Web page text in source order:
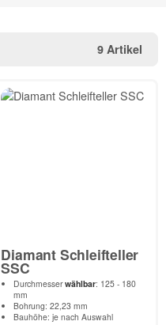
9 Artikel
Diamant Schleifteller
SSC
Durchmesserwählbar: 125 - 180
mm
Bohrung: 22,23 mm
Bauhöhe: je nach Auswahl